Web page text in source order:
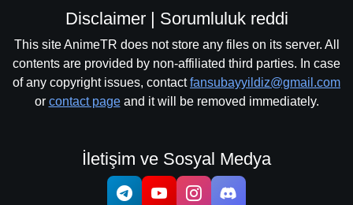
Disclaimer | Sorumluluk reddi
This site AnimeTR does not store any files on its server. All
contents are provided by non-affiliated third parties. In case
of any copyright issues, contactfansubayyildiz@gmail.com
or contact pageand it will be removed immediately.
İletişim ve Sosyal Medya